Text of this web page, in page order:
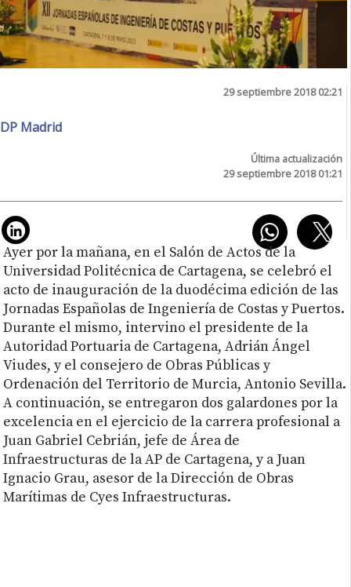
29 septiembre 2018 02:21
DP Madrid
Última actualización
29 septiembre 2018 01:21
Ayer por la mañana, en el Salón de Actos de la
Universidad Politécnica de Cartagena, se celebró el
acto de inauguración de la duodécima edición de las
Jornadas Españolas de Ingeniería de Costas y Puertos.
Durante el mismo, intervino el presidente de la
Autoridad Portuaria de Cartagena, Adrián Ángel
Viudes, y el consejero de Obras Públicas y
Ordenación del Territorio de Murcia, Antonio Sevilla.
A continuación, se entregaron dos galardones por la
excelencia en el ejercicio de la carrera profesional a
Juan Gabriel Cebrián, jefe de Área de
Infraestructuras de la AP de Cartagena, y a Juan
Ignacio Grau, asesor de la Dirección de Obras
Marítimas de Cyes Infraestructuras.